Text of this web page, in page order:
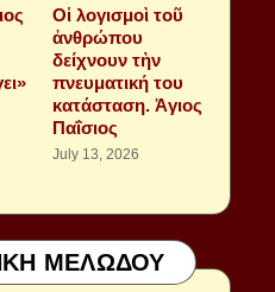
Οἱ λογισμοὶ τοῦ
ἀνθρώπου
δείχνουν τὴν
πνευματική του
κατάσταση. Ἁγιος
Παΐσιος
July 13, 2026
ΜΕΛΩΔΟΥ